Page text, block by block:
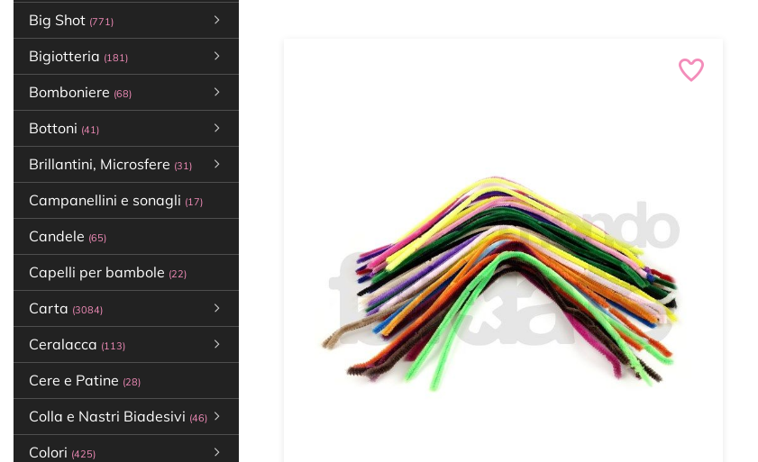
Big Shot (771)
Bigiotteria (181)
Bomboniere (68)
Bottoni (41)
Brillantini, Microsfere (31)
Campanellini e sonagli (17)
Candele (65)
Capelli per bambole (22)
Carta (3084)
Ceralacca (113)
Cere e Patine (28)
Colla e Nastri Biadesivi (46)
Colori (425)